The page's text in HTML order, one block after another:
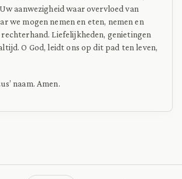
aanwezigheid waar overvloed van
we mogen nemen en eten, nemen en
Liefelijkheden, genietingen
O God, leidt ons op dit pad ten leven,
naam. Amen.